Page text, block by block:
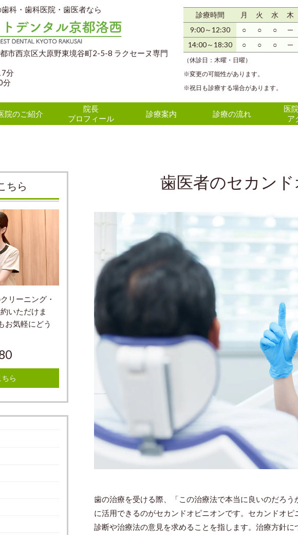
科・歯科医院・歯医者なら
市西京区大原野東境谷町2-5-8 ラクセーヌ専門
7分
分
診療時間 月 火 水 木
9:00～12:30 ○ ○ ○ ─
14:00～18:30
○ ○ ○ ─
（休診日：木曜・日曜）
※変更の可能性があります。
※祝日も診療する場合があります。
院のご紹介
院長
プロフィール
診療案内 診療の流れ
医
ア
歯医者のセカン
歯の治療を受ける際、「この治療法で本当に良いのだろ
に活用できるのがセカンドオピニオンです。セカンドオ
診断や治療法の意見を求めることを指します。治療方針
ちら
リーニング・
いただけま
お気軽にどう
ちら